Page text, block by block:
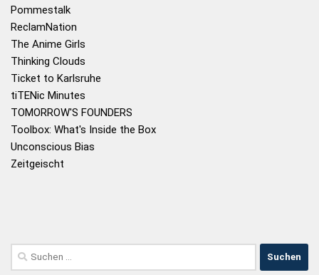
Pommestalk
ReclamNation
The Anime Girls
Thinking Clouds
Ticket to Karlsruhe
tiTENic Minutes
TOMORROW'S FOUNDERS
Toolbox: What's Inside the Box
Unconscious Bias
Zeitgeischt